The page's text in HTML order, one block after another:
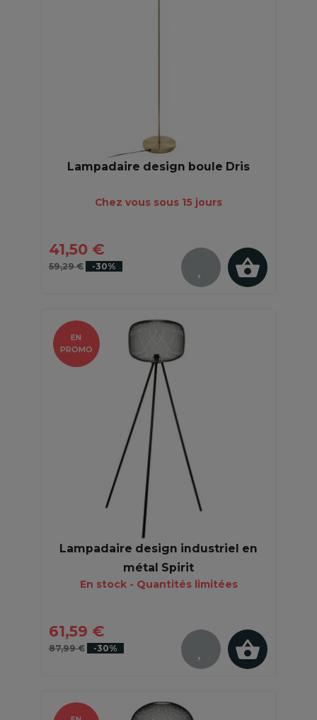
Lampadaire design boule Dris
Chez vous sous 15 jours
41,50 €
59,29 € -30%
Lampadaire design industriel en
métal Spirit
En stock - Quantités limitées
61,59 €
87,99 € -30%
EN
PROMO